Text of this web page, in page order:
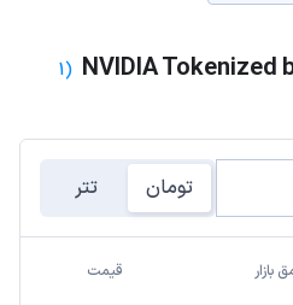
(1
تومان تتر
بازار قیمت